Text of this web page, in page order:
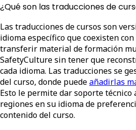
¿Qué son las traducciones de
Las traducciones de cursos son
idioma específico que coexisten
transferir material de formación
SafetyCulture sin tener que
cada idioma. Las traducciones se
del curso, donde puedeañadirlas
Esto le permite dar soporte técnico
regiones en su idioma de
contenido del curso.